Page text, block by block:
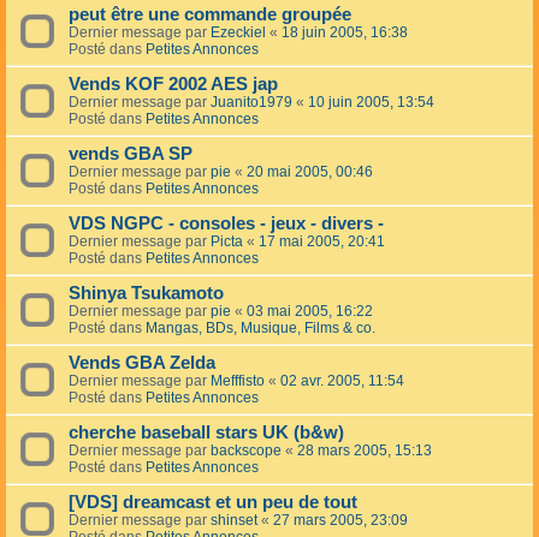
peut être une commande groupée
Dernier message par Ezeckiel « 18 juin 2005, 16:38
Posté dans Petites Annonces
Vends KOF 2002 AES jap
Dernier message par Juanito1979 « 10 juin 2005, 13:54
Posté dans Petites Annonces
vends GBA SP
Dernier message par pie « 20 mai 2005, 00:46
Posté dans Petites Annonces
VDS NGPC - consoles - jeux - divers -
Dernier message par Picta « 17 mai 2005, 20:41
Posté dans Petites Annonces
Shinya Tsukamoto
Dernier message par pie « 03 mai 2005, 16:22
Posté dans Mangas, BDs, Musique, Films & co.
Vends GBA Zelda
Dernier message par Mefffisto « 02 avr. 2005, 11:54
Posté dans Petites Annonces
cherche baseball stars UK (b&w)
Dernier message par backscope « 28 mars 2005, 15:13
Posté dans Petites Annonces
[VDS] dreamcast et un peu de tout
Dernier message par shinset« 27 mars 2005, 23:09